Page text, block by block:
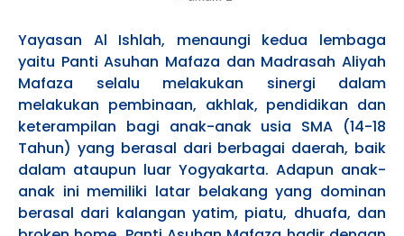
Yayasan Al Ishlah, menaungi kedua lembaga
yaitu Panti Asuhan Mafaza dan Madrasah Aliyah
Mafaza selalu melakukan sinergi dalam
melakukan pembinaan, akhlak, pendidikan dan
keterampilan bagi anak-anak usia SMA (14-18
Tahun) yang berasal dari berbagai daerah, baik
dalam ataupun luar Yogyakarta. Adapun anak-
anak ini memiliki latar belakang yang dominan
berasal dari kalangan yatim, piatu, dhuafa, dan